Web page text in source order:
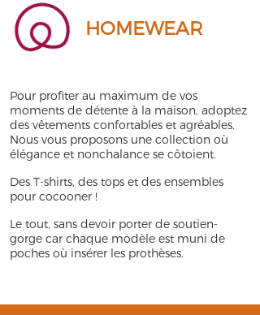
HOMEWEAR
Pour profiter au maximum de vos
moments de détente à la maison, adoptez
des vêtements confortables et agréables.
Nous vous proposons une collection où
élégance et nonchalance se côtoient.
Des T-shirts, des tops et des ensembles
pour cocooner !
Le tout, sans devoir porter de soutien-
gorge car chaque modèle est muni de
poches où insérer les prothèses.